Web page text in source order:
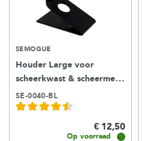
SEMOGUE
Houder Large voor
scheerkwast & scheermes -
zwart kunststof
SE-0040-BL
€ 12,50
Op voorraad